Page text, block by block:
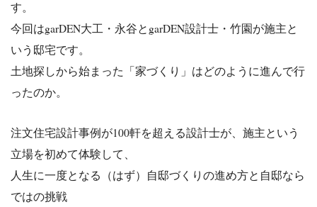
す。
今回はgarDEN大工・永谷とgarDEN設計士・竹園が施主と
いう邸宅です。
土地探しから始まった「家づくり」はどのように進んで行
ったのか。
注文住宅設計事例が100軒を超える設計士が、施主という
立場を初めて体験して、
人生に一度となる（はず）自邸づくりの進め方と自邸なら
ではの挑戦